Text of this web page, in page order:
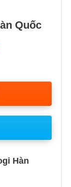
Quốc
Hàn